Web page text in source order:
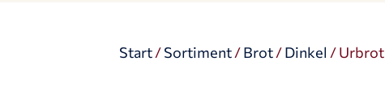
Start/Sortiment/Brot/Dinkel / Urbrot